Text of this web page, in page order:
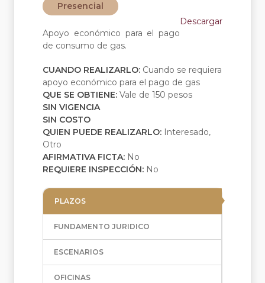
Presencial
Descargar
Apoyo económico para el pago
de consumo de gas.
CUANDO REALIZARLO: Cuando se requiera
apoyo económico para el pago de gas
QUE SE OBTIENE: Vale de 150 pesos
SIN VIGENCIA
SIN COSTO
QUIEN PUEDE REALIZARLO: Interesado,
Otro
AFIRMATIVA FICTA: No
REQUIERE INSPECCIÓN: No
PLAZOS
FUNDAMENTO JURIDICO
ESCENARIOS
OFICINAS